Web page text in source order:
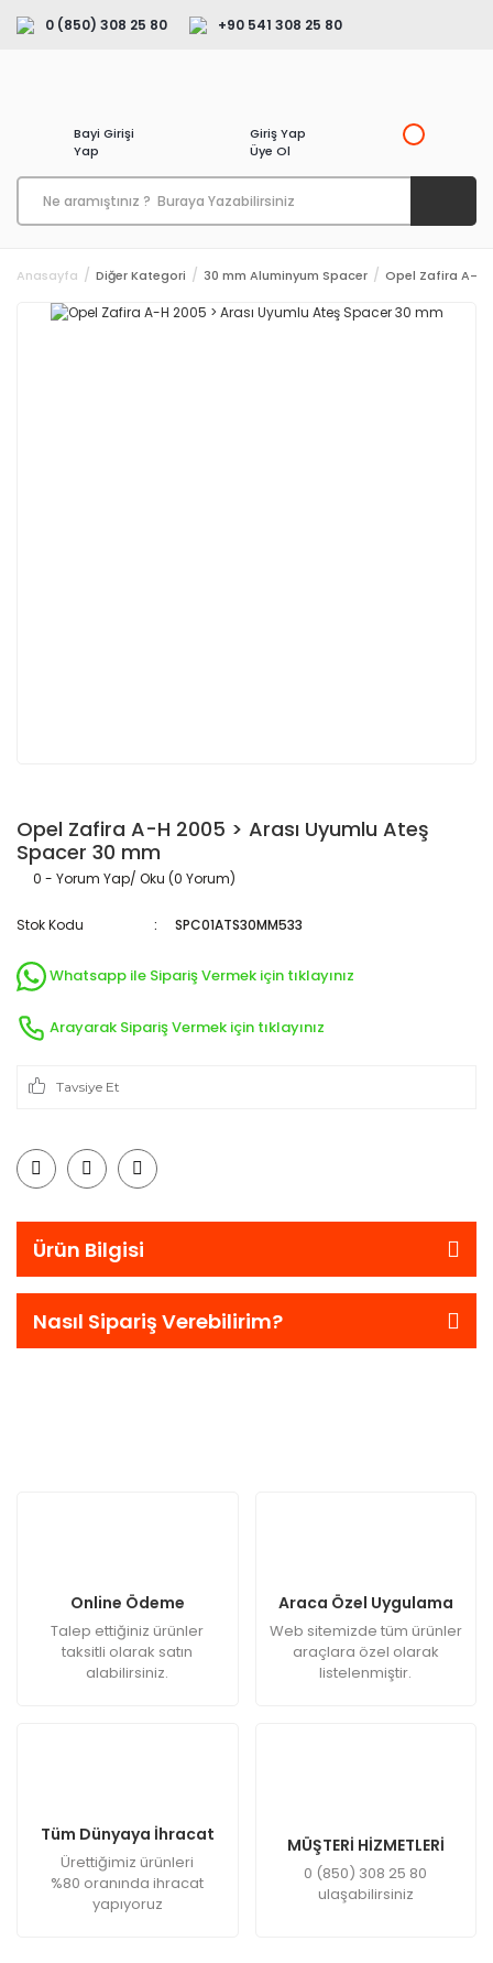
0 (850) 308 25 80 +90 541 308 25 80
Bayi Girişi
Yap
Giriş Yap
Üye Ol
Anasayfa Diğer Kategori 30 mm Aluminyum Spacer Opel Zafira A-H
Opel Zafira A-H 2005 > Arası Uyumlu Ateş
Spacer 30 mm
0 - Yorum Yap/ Oku (0 Yorum)
Stok Kodu SPC01ATS30MM533
Whatsapp ile Sipariş Vermek için tıklayınız
Arayarak Sipariş Vermek için tıklayınız
Tavsiye Et
Ürün Bilgisi
Nasıl Sipariş Verebilirim?
Online Ödeme
Talep ettiğiniz ürünler
taksitli olarak satın
alabilirsiniz.
Araca Özel Uygulama
Web sitemizde tüm ürünler
araçlara özel olarak
listelenmiştir.
Tüm Dünyaya İhracat
Ürettiğimiz ürünleri
%80 oranında ihracat
yapıyoruz
MÜŞTERİ HİZMETLERİ
0 (850) 308 25 80
ulaşabilirsiniz